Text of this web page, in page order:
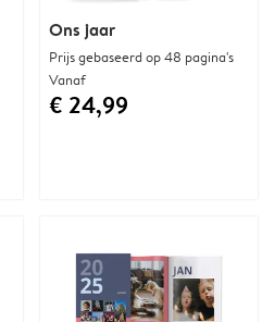
Ons jaar
Prijs gebaseerd op 48 pagina's
Vanaf
€ 24,99